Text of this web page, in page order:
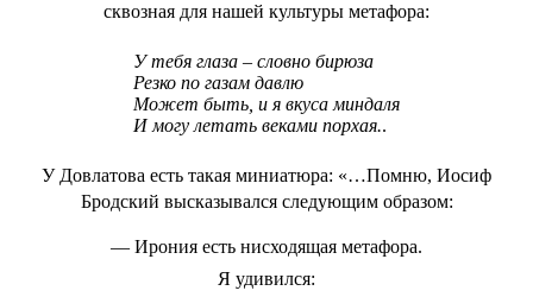
сквозная для нашей культуры метафора:
У тебя глаза – словно бирюза
Резко по газам давлю
Может быть, и я вкуса миндаля
И могу летать веками порхая..
У Довлатова есть такая миниатюра: «…Помню, Иосиф
Бродский высказывался следующим образом:
— Ирония есть нисходящая метафора.
Я удивился: